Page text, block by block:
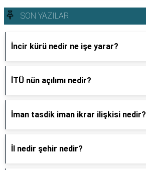
SON YAZILAR
İncir kürü nedir ne işe yarar?
İTÜ nün açılımı nedir?
İman tasdik iman ikrar ilişkisi nedir?
İl nedir şehir nedir?